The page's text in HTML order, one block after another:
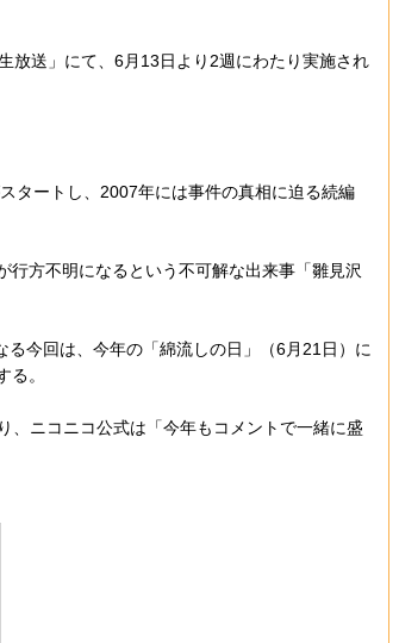
放送」にて、6月13日より2週にわたり実施され
タートし、2007年には事件の真相に迫る続編
方不明になるという不可解な出来事「雛見沢
今回は、今年の「綿流しの日」（6月21日）に
。
ニコニコ公式は「今年もコメントで一緒に盛